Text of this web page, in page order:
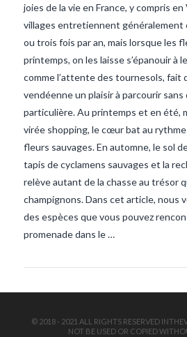
joies de la vie en France, y compris
villages entretiennent généralement
ou trois fois par an, mais lorsque les
printemps, on les laisse s’épanouir à
comme l’attente des tournesols, fait
vendéenne un plaisir à parcourir
particulière. Au printemps et en été,
virée shopping, le cœur bat au rythme
fleurs sauvages. En automne, le sol
tapis de cyclamens sauvages et la
relève autant de la chasse au trésor
champignons. Dans cet article, nous
des espèces que vous pouvez
promenade dans le …
© 2018 - 2021 ALL RIGHTS RESERVED
NOT BE USED OR COPIED